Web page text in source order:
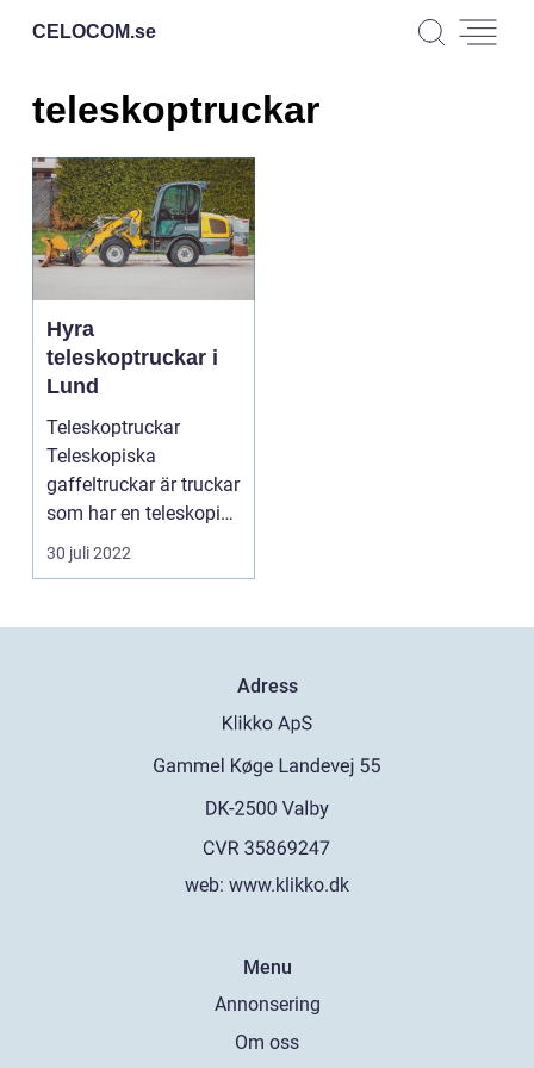
CELOCOM.se
teleskoptruckar
Hyra
teleskoptruckar i
Lund
Teleskoptruckar
Teleskopiska
gaffeltruckar är truckar
som har en teleskopisk
arm som kan dras ...
30 juli 2022
Adress
web: www.klikko.dk
Menu
Annonsering
Om oss